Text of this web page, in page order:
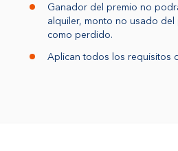
Ganador del premio no
alquiler, monto no usado
como perdido.
Aplican todos los requisitos